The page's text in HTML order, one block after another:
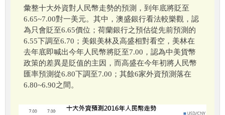
彙整十大外資對人民幣走勢的預測，到年底將貶至
6.65~7.00對一美元。其中，澳盛銀行看法較樂觀，認
為只會貶至6.65價位；荷蘭銀行之預估從先前預測的
6.55下調至6.70；美銀美林及高盛相對看空，美林在
去年底即喊出今年人民幣將貶至7.00，認為中美貨幣
政策的差異是貶值的主因，而高盛在今年初將人民幣
匯率預測從6.80下調至7.00；其餘6家外資預測落在
6.80~6.90之間。